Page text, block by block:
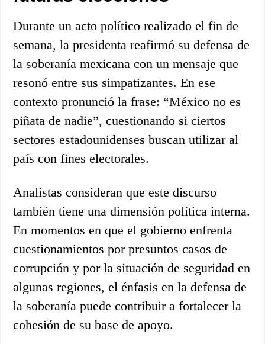
Durante un acto político realizado el fin de
semana, la presidenta reafirmó su defensa de
la soberanía mexicana con un mensaje que
resonó entre sus simpatizantes. En ese
contexto pronunció la frase: “México no es
piñata de nadie”, cuestionando si ciertos
sectores estadounidenses buscan utilizar al
país con fines electorales.
Analistas consideran que este discurso
también tiene una dimensión política interna.
En momentos en que el gobierno enfrenta
cuestionamientos por presuntos casos de
corrupción y por la situación de seguridad en
algunas regiones, el énfasis en la defensa de
la soberanía puede contribuir a fortalecer la
cohesión de su base de apoyo.